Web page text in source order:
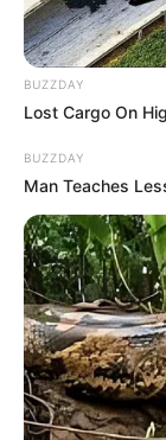
BUZZDAY
Lost Cargo On
BUZZDAY
Man Teaches